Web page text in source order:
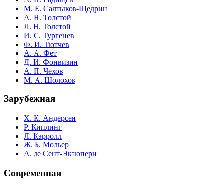
М. Е. Салтыков-Щедрин
А. Н. Толстой
Л. Н. Толстой
И. С. Тургенев
Ф. И. Тютчев
А. А. Фет
Д. И. Фонвизин
А. П. Чехов
М. А. Шолохов
Зарубежная
Х. К. Андерсен
Р. Киплинг
Л. Кэрролл
Ж. Б. Мольер
А. де Сент-Экзюпери
Современная